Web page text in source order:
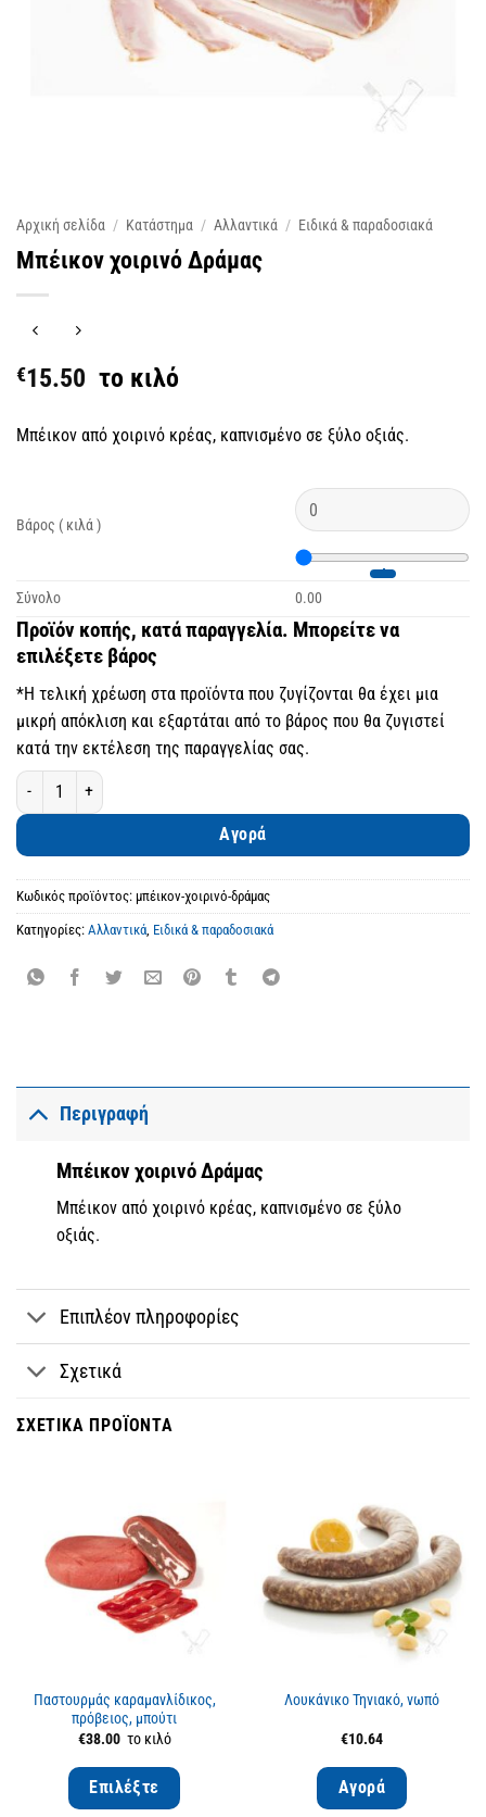
Αρχική σελίδα / Κατάστημα / Αλλαντικά / Ειδικά & παραδοσιακά
Μπέικον χοιρινό Δράμας
€15.50 το κιλό
Μπέικον από χοιρινό κρέας, καπνισμένο σε ξύλο οξιάς.
Βάρος ( κιλά )
Σύνολο 0.00
Προϊόν κοπής, κατά παραγγελία. Μπορείτε να
επιλέξετε βάρος
*Η τελική χρέωση στα προϊόντα που ζυγίζονται θα έχει μια
μικρή απόκλιση και εξαρτάται από το βάρος που θα ζυγιστεί
κατά την εκτέλεση της παραγγελίας σας.
Μπέικον χοιρινό Δράμας ποσότητα
Αγορά
Κωδικός προϊόντος: μπέικον-χοιρινό-δράμας
Κατηγορίες: Αλλαντικά Ειδικά & παραδοσιακά
Περιγραφή
Μπέικον χοιρινό Δράμας
Μπέικον από χοιρινό κρέας, καπνισμένο σε ξύλο
οξιάς.
Επιπλέον πληροφορίες
Σχετικά
ΣΧΕΤΙΚΆ ΠΡΟΪΌΝΤΑ
Παστουρμάς καραμανλίδικος,
πρόβειος, μπούτι
€38.00το κιλό
Επιλέξτε
Λουκάνικο Τηνιακό, νωπό
€10.64
Αγορά